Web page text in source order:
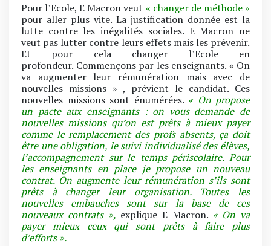
Pour l’Ecole, E Macron veut « changer de méthode »
pour aller plus vite. La justification donnée est la
lutte contre les inégalités sociales. E Macron ne
veut pas lutter contre leurs effets mais les prévenir.
Et pour cela changer l’Ecole en
profondeur. Commençons par les enseignants. « On
va augmenter leur rémunération mais avec de
nouvelles missions » , prévient le candidat. Ces
nouvelles missions sont énumérées. « On propose
un pacte aux enseignants : on vous demande de
nouvelles missions qu’on est prêts à mieux payer
comme le remplacement des profs absents, ça doit
être une obligation, le suivi individualisé des élèves,
l’accompagnement sur le temps périscolaire. Pour
les enseignants en place je propose un nouveau
contrat. On augmente leur rémunération s’ils sont
prêts à changer leur organisation. Toutes les
nouvelles embauches sont sur la base de ces
nouveaux contrats », explique E Macron. « On va
payer mieux ceux qui sont prêts à faire plus
d’efforts ».